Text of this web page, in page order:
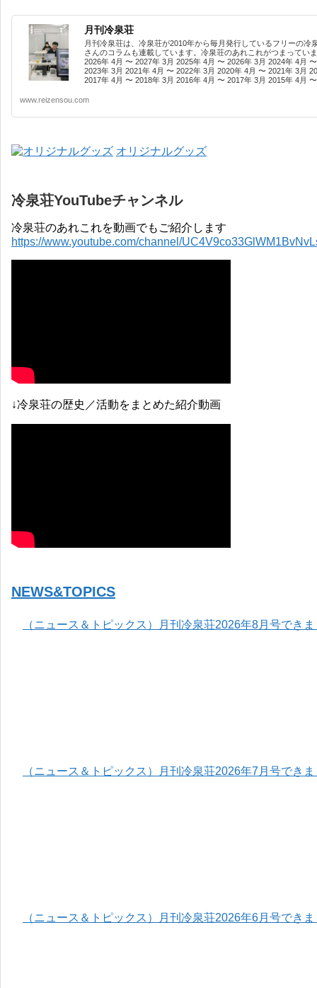
月刊冷泉荘
月刊冷泉荘は、冷泉荘が2010年から毎月発行しているフリーの
さんのコラムも連載しています。冷泉荘のあれこれがつまってい
2026年 4月 〜 2027年 3月 2025年 4月 〜 2026年 3月 2024年 4月
2023年 3月 2021年 4月 〜 2022年 3月 2020年 4月 〜 2021年 3月
2017年 4月 〜 2018年 3月 2016年 4月 〜 2017年 3月 2015年 4月
www.reizensou.com
オリジナルグッズ
冷泉荘YouTubeチャンネル
冷泉荘のあれこれを動画でもご紹介します
https://www.youtube.com/channel/
↓冷泉荘の歴史／活動をまとめた紹介動画
NEWS&TOPICS
（ニュース＆トピックス）月刊冷泉荘2026年8月号でき
（ニュース＆トピックス）月刊冷泉荘2026年7月号でき
（ニュース＆トピックス）月刊冷泉荘2026年6月号でき